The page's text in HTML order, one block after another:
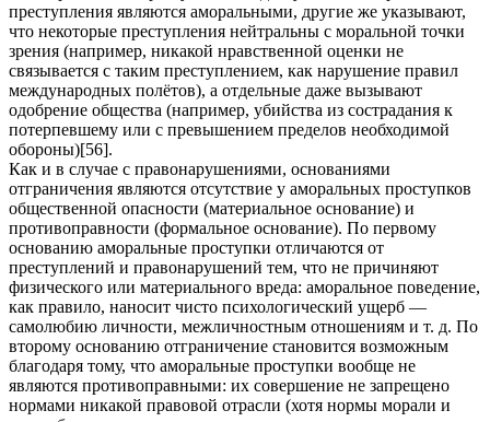
преступления являются аморальными, другие же указывают,
что некоторые преступления нейтральны с моральной точки
зрения (например, никакой нравственной оценки не
связывается с таким преступлением, как нарушение правил
международных полётов), а отдельные даже вызывают
одобрение общества (например, убийства из сострадания к
потерпевшему или с превышением пределов необходимой
обороны)[56].
Как и в случае с правонарушениями, основаниями
отграничения являются отсутствие у аморальных проступков
общественной опасности (материальное основание) и
противоправности (формальное основание). По первому
основанию аморальные проступки отличаются от
преступлений и правонарушений тем, что не причиняют
физического или материального вреда: аморальное поведение,
как правило, наносит чисто психологический ущерб —
самолюбию личности, межличностным отношениям и т. д. По
второму основанию отграничение становится возможным
благодаря тому, что аморальные проступки вообще не
являются противоправными: их совершение не запрещено
нормами никакой правовой отрасли (хотя нормы морали и